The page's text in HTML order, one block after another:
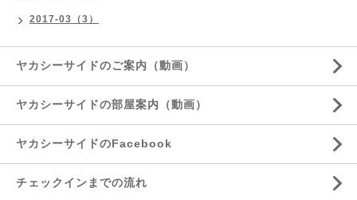
2017-03（3）
ヤカシーサイドのご案内（動画）
ヤカシーサイドの部屋案内（動画）
ヤカシーサイドのFacebook
チェックインまでの流れ